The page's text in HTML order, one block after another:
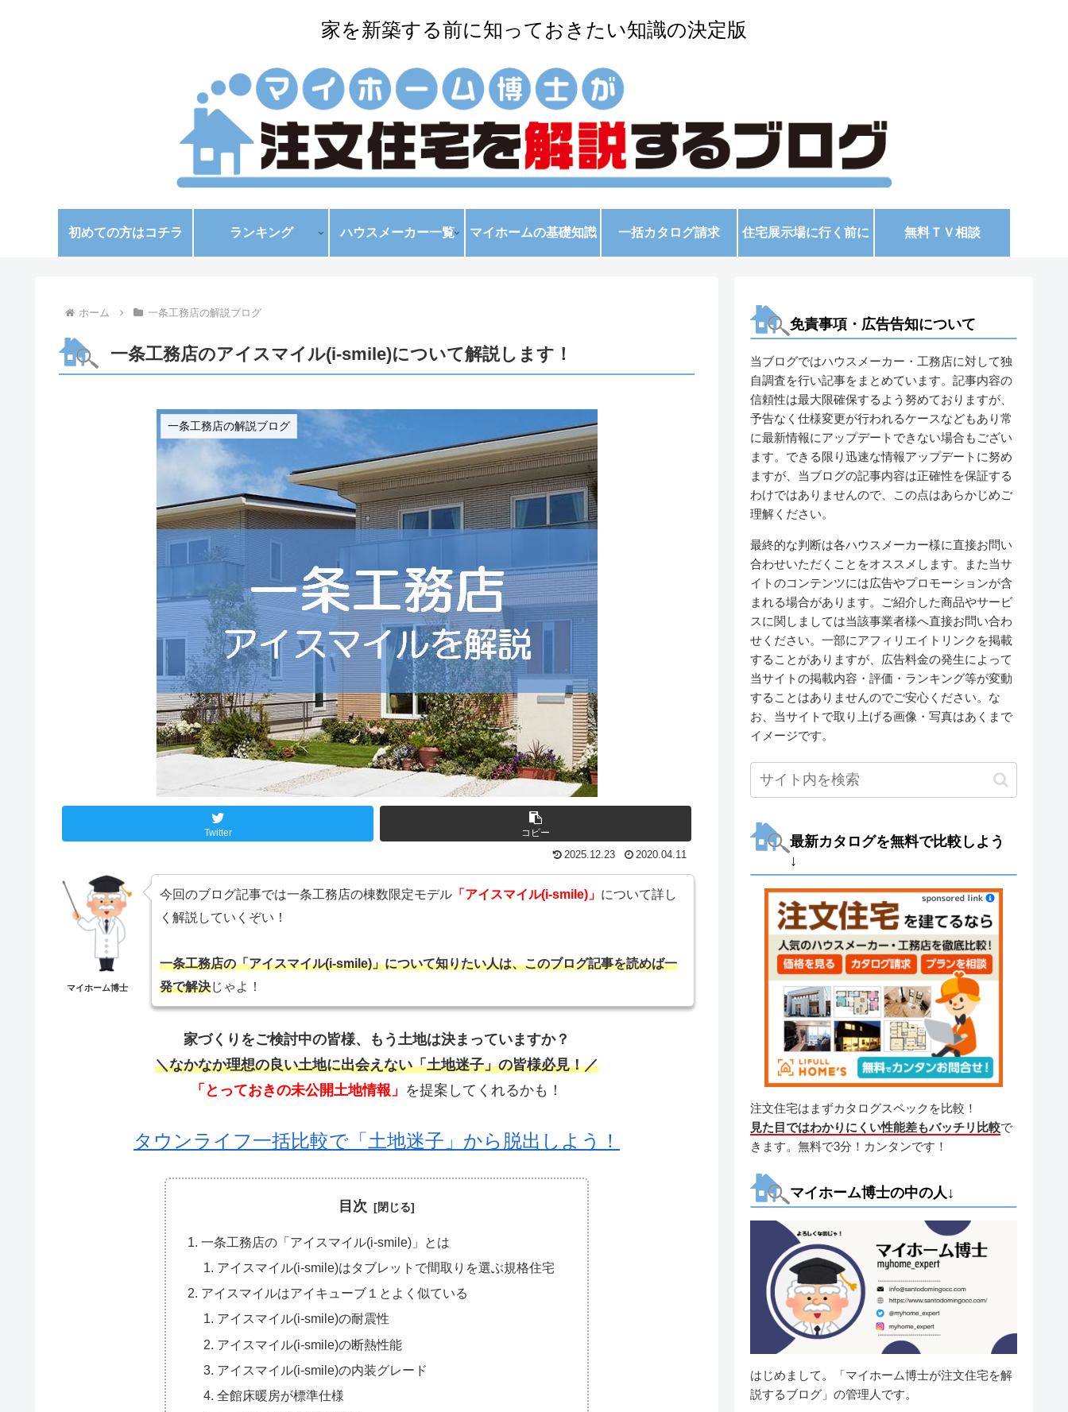
家を新築する前に知っておきたい知識の決定版
初めての方はコチラ ランキング ハウスメーカー一覧 マイホームの基礎知識 一括カタログ請求 住宅展示場に行く前に 無料ＴＶ相談
ホーム 一条工務店の解説ブログ
一条工務店のアイスマイル(i-smile)について解説します！
一条工務店の解説ブログ
Twitter コピー
2025.12.23 2020.04.11
マイホーム博士
今回のブログ記事では一条工務店の棟数限定モデル 「アイスマイル(i-smile)」 について詳し
く解説していくぞい！
一条工務店の「アイスマイル(i-smile)」について知りたい人は、このブログ記事を読めば一
発で解決じゃよ！
家づくりをご検討中の皆様、もう土地は決まっていますか？
＼なかなか理想の良い土地に出会えない「土地迷子」の皆様必見！／
「とっておきの未公開土地情報」 を提案してくれるかも！
タウンライフ一括比較で「土地迷子」から脱出しよう！
目次
一条工務店の「アイスマイル(i-smile)」とは
アイスマイル(i-smile)はタブレットで間取りを選ぶ規格住宅
アイスマイルはアイキューブ１とよく似ている
アイスマイル(i-smile)の耐震性
アイスマイル(i-smile)の断熱性能
アイスマイル(i-smile)の内装グレード
全館床暖房が標準仕様
免責事項・広告告知について
当ブログではハウスメーカー・工務店に対して独
自調査を行い記事をまとめています。記事内容の
信頼性は最大限確保するよう努めておりますが、
予告なく仕様変更が行われるケースなどもあり常
に最新情報にアップデートできない場合もござい
ます。できる限り迅速な情報アップデートに努め
ますが、当ブログの記事内容は正確性を保証する
わけではありませんので、この点はあらかじめご
理解ください。
最終的な判断は各ハウスメーカー様に直接お問い
合わせいただくことをオススメします。また当サ
イトのコンテンツには広告やプロモーションが含
まれる場合があります。ご紹介した商品やサービ
スに関しましては当該事業者様へ直接お問い合わ
せください。一部にアフィリエイトリンクを掲載
することがありますが、広告料金の発生によって
当サイトの掲載内容・評価・ランキング等が変動
することはありませんのでご安心ください。な
お、当サイトで取り上げる画像・写真はあくまで
イメージです。
最新カタログを無料で比較しよう
↓
注文住宅はまずカタログスペックを比較！
見た目ではわかりにくい性能差もバッチリ比較で
きます。無料で3分！カンタンです！
マイホーム博士の中の人↓
はじめまして。「マイホーム博士が注文住宅を解
説するブログ」の管理人です。